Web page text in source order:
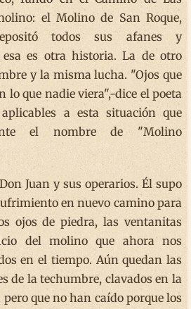
el Molino de San Roque,
todos sus afanes y
esa es otra historia. La de otro
y la misma lucha. "Ojos que
lo que nadie viera",-dice el poeta
a esta situación que
el nombre de "Molino
Juan y sus operarios. Él supo
en nuevo camino para
ojos de piedra, las ventanitas
del molino que ahora nos
en el tiempo. Aún quedan las
de la techumbre, clavados en la
que no han caído porque los